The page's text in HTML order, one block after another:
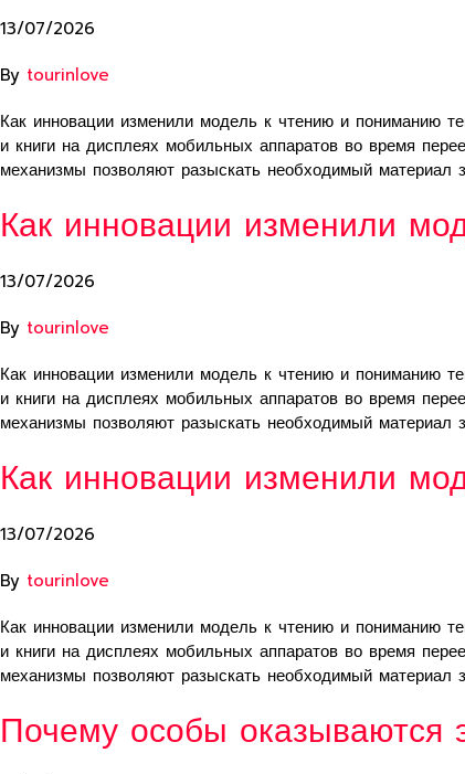
13/07/2026
By tourinlove
Как инновации изменили модель к чтению и пониманию
и книги на дисплеях мобильных аппаратов во время
механизмы позволяют разыскать необходимый материал
Как инновации изменили
13/07/2026
By tourinlove
Как инновации изменили модель к чтению и пониманию
и книги на дисплеях мобильных аппаратов во время
механизмы позволяют разыскать необходимый материал
Как инновации изменили
13/07/2026
By tourinlove
Как инновации изменили модель к чтению и пониманию
и книги на дисплеях мобильных аппаратов во время
механизмы позволяют разыскать необходимый материал
Почему особы оказываются